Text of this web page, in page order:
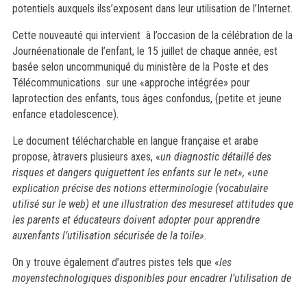
potentiels auxquels ilss’exposent dans leur utilisation de l’Internet.
Cette nouveauté qui intervient à l’occasion de la célébration de la
Journéenationale de l’enfant, le 15 juillet de chaque année, est
basée selon uncommuniqué du ministère de la Poste et des
Télécommunications sur une «approche intégrée» pour
laprotection des enfants, tous âges confondus, (petite et jeune
enfance etadolescence).
Le document télécharchable en langue française et arabe
propose, àtravers plusieurs axes, «un diagnostic détaillé des
risques et dangers quiguettent les enfants sur le net», «une
explication précise des notions etterminologie (vocabulaire
utilisé sur le web) et une illustration des mesureset attitudes que
les parents et éducateurs doivent adopter pour apprendre
auxenfants l’utilisation sécurisée de la toile».
On y trouve également d’autres pistes tels que «les
moyenstechnologiques disponibles pour encadrer l’utilisation de